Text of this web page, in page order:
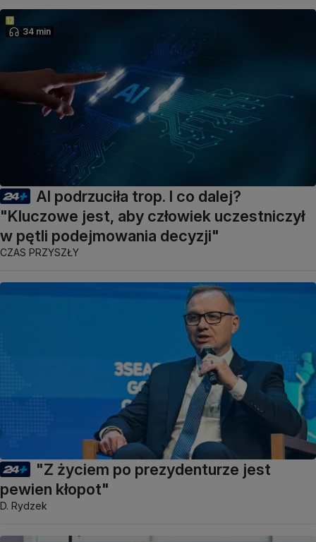
34 min
AI podrzuciła trop. I co dalej?
"Kluczowe jest, aby człowiek uczestniczył
w pętli podejmowania decyzji"
CZAS PRZYSZŁY
"Z życiem po prezydenturze jest
pewien kłopot"
D. Rydzek